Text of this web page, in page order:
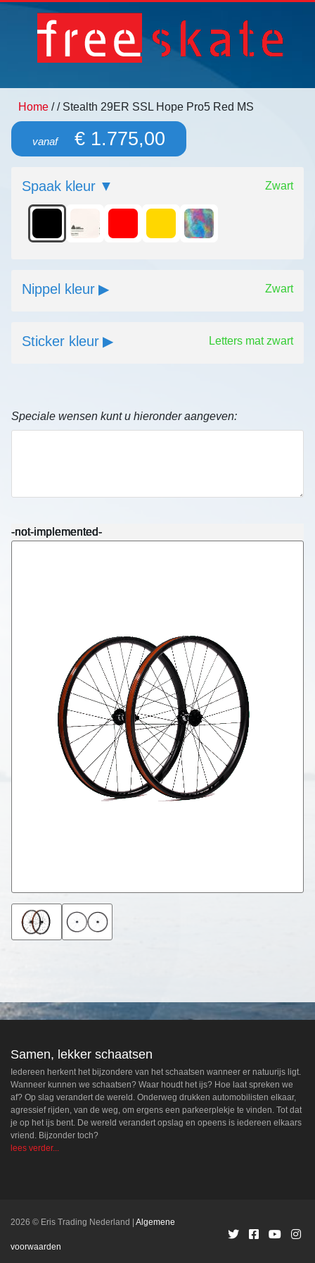
Home // Stealth 29ER SSL Hope Pro5 Red MS
vanaf€ 1.775,00
Spaak kleur Zwart
Nippel kleur Zwart
Sticker kleur Letters mat zwart
Speciale wensen kunt u hieronder aangeven:
-not-implemented-
-not-implemented-
-not-implemented-
-not-implemented-
Samen, lekker schaatsen
Iedereen herkent het bijzondere van het schaatsen wanneer er natuurijs ligt.
Wanneer kunnen we schaatsen? Waar houdt het ijs? Hoe laat spreken we
af? Op slag verandert de wereld. Onderweg drukken automobilisten elkaar,
agressief rijden, van de weg, om ergens een parkeerplekje te vinden. Tot dat
je op het ijs bent. De wereld verandert opslag en opeens is iedereen elkaars
vriend. Bijzonder toch?
lees verder...
2026 © Eris Trading Nederland Algemene
voorwaarden